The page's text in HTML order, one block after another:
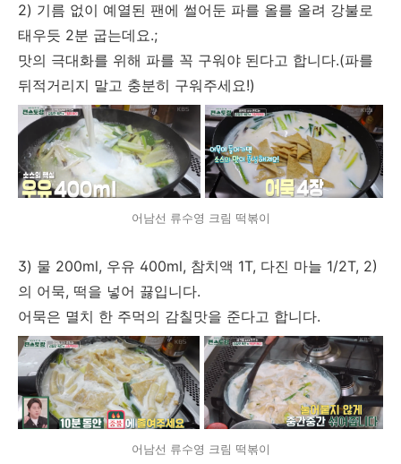
2) 기름 없이 예열된 팬에 썰어둔 파를 올를 올려 강불로
태우듯 2분 굽는데요.;
맛의 극대화를 위해 파를 꼭 구워야 된다고 합니다.(파를
뒤적거리지 말고 충분히 구워주세요!)
어남선 류수영 크림 떡볶이
3) 물 200ml, 우유 400ml, 참치액 1T, 다진 마늘 1/2T, 2)
의 어묵, 떡을 넣어 끓입니다.
어묵은 멸치 한 주먹의 감칠맛을 준다고 합니다.
어남선 류수영 크림 떡볶이